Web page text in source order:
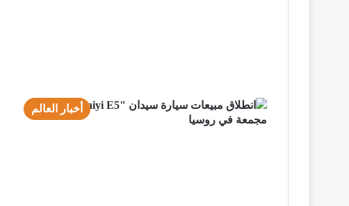
أخبار العالم